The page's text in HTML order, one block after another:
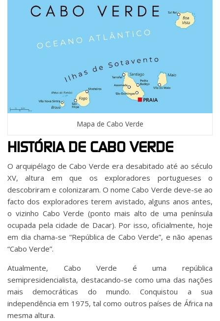
Mapa de Cabo Verde
HISTÓRIA DE CABO VERDE
O arquipélago de Cabo Verde era desabitado até ao século
XV, altura em que os exploradores portugueses o
descobriram e colonizaram. O nome Cabo Verde deve-se ao
facto dos exploradores terem avistado, alguns anos antes,
o vizinho Cabo Verde (ponto mais alto de uma península
ocupada pela cidade de Dacar). Por isso, oficialmente, hoje
em dia chama-se “República de Cabo Verde”, e não apenas
“Cabo Verde”.
Atualmente, Cabo Verde é uma república
semipresidencialista, destacando-se como uma das nações
mais democráticas do mundo. Conquistou a sua
independência em 1975, tal como outros países de África na
mesma altura.